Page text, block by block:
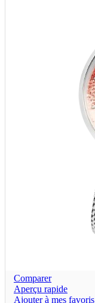
Comparer
Aperçu rapide
Ajouter à mes favoris